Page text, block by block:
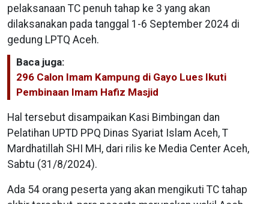
pelaksanaan TC penuh tahap ke 3 yang akan
dilaksanakan pada tanggal 1-6 September 2024 di
gedung LPTQ Aceh.
Baca juga:
296 Calon Imam Kampung di Gayo Lues Ikuti
Pembinaan Imam Hafiz Masjid
Hal tersebut disampaikan Kasi Bimbingan dan
Pelatihan UPTD PPQ Dinas Syariat Islam Aceh, T
Mardhatillah SHI MH, dari rilis ke Media Center Aceh,
Sabtu (31/8/2024).
Ada 54 orang peserta yang akan mengikuti TC tahap